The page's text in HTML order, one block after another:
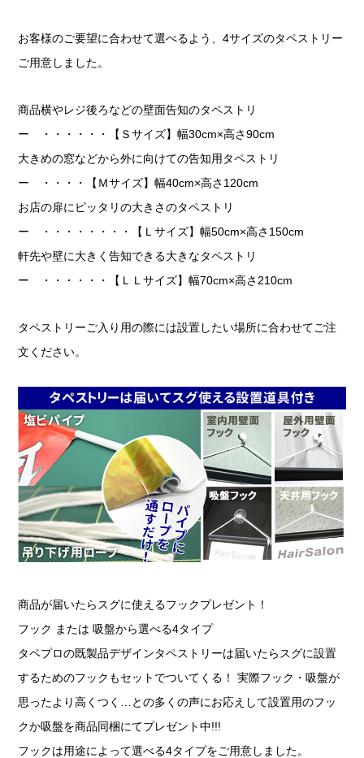
お客様のご要望に合わせて選べるよう、4サイズのタペストリー
ご用意しました。
商品横やレジ後ろなどの壁面告知のタペストリ
ー ・・・・・・【Ｓサイズ】幅30cm×高さ90cm
大きめの窓などから外に向けての告知用タペストリ
ー ・・・・【Ｍサイズ】幅40cm×高さ120cm
お店の扉にピッタリの大きさのタペストリ
ー ・・・・・・・・【Ｌサイズ】幅50cm×高さ150cm
軒先や壁に大きく告知できる大きなタペストリ
ー ・・・・・・【ＬＬサイズ】幅70cm×高さ210cm
タペストリーご入り用の際には設置したい場所に合わせてご注
文ください。
商品が届いたらスグに使えるフックプレゼント！
フック または 吸盤から選べる4タイプ
タペプロの既製品デザインタペストリーは届いたらスグに設置
するためのフックもセットでついてくる！ 実際フック・吸盤が
思ったより高くつく…との多くの声にお応えして設置用のフッ
クか吸盤を商品同梱にてプレゼント中!!!
フックは用途によって選べる4タイプをご用意しました。